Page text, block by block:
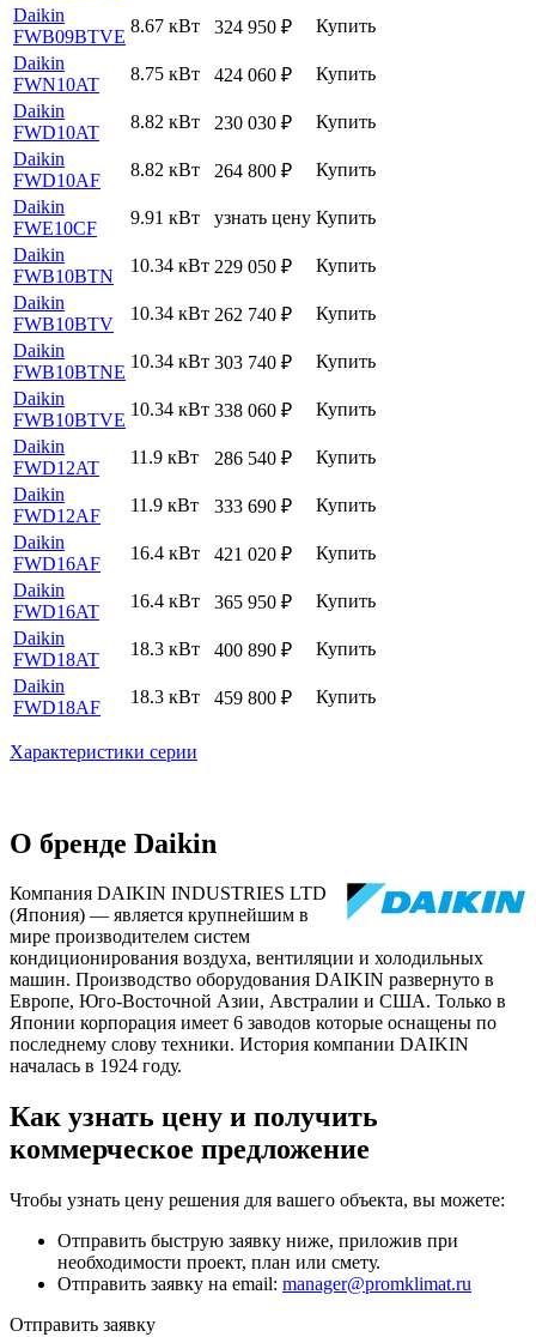
Daikin
FWB09BTVE
8.67 кВт 324 950 ₽
Купить
Daikin
FWN10AT
8.75 кВт 424 060 ₽
Купить
Daikin
FWD10AT
8.82 кВт 230 030 ₽
Купить
Daikin
FWD10AF
8.82 кВт 264 800 ₽
Купить
Daikin
FWE10CF
9.91 кВт узнать цену Купить
Daikin
FWB10BTN
10.34 кВт 229 050 ₽
Купить
Daikin
FWB10BTV
10.34 кВт 262 740 ₽
Купить
Daikin
FWB10BTNE
10.34 кВт 303 740 ₽
Купить
Daikin
FWB10BTVE
10.34 кВт 338 060 ₽
Купить
Daikin
FWD12AT
11.9 кВт 286 540 ₽
Купить
Daikin
FWD12AF
11.9 кВт 333 690 ₽
Купить
Daikin
FWD16AF
16.4 кВт 421 020 ₽
Купить
Daikin
FWD16AT
16.4 кВт 365 950 ₽
Купить
Daikin
FWD18AT
18.3 кВт 400 890 ₽
Купить
Daikin
FWD18AF
18.3 кВт 459 800 ₽ Купить
Характеристики серии
О бренде Daikin
Компания DAIKIN INDUSTRIES LTD
(Япония) — является крупнейшим в
мире производителем систем
кондиционирования воздуха, вентиляции и холодильных
машин. Производство оборудования DAIKIN развернуто в
Европе, Юго-Восточной Азии, Австралии и США. Только в
Японии корпорация имеет 6 заводов которые оснащены по
последнему слову техники. История компании DAIKIN
началась в 1924 году.
Как узнать цену и получить
коммерческое предложение
Чтобы узнать цену решения для вашего объекта, вы можете:
Отправить быструю заявку ниже, приложив при
необходимости проект, план или смету.
Отправить заявку на email: manager@promklimat.ru
Отправить заявку